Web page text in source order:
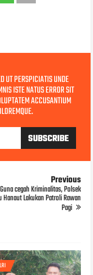
UT PERSPICIATIS UNDE
ISTE NATUS ERROR SIT
ACCUSANTIUM
Previous
Guna cegah Kriminalitas, Polsek
Hanaut Lakukan Patroli Rawan
Pagi